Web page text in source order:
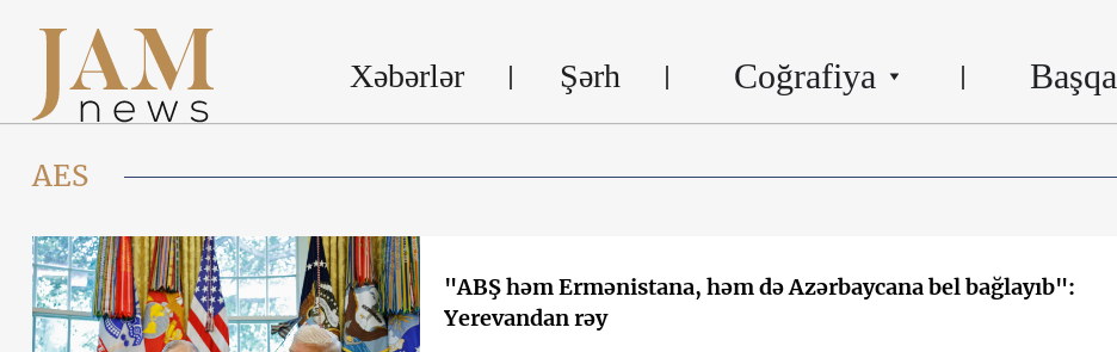
Xəbərlər Şərh Coğrafiya Başqa
AES
"ABŞ həm Ermənistana, həm də Azərbaycana bel bağlayıb":
Yerevandan rəy